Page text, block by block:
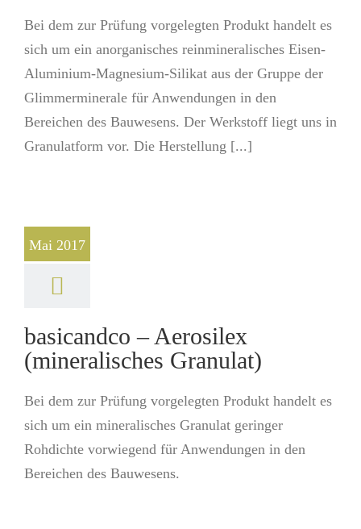
Bei dem zur Prüfung vorgelegten Produkt handelt es
sich um ein anorganisches reinmineralisches Eisen-
Aluminium-Magnesium-Silikat aus der Gruppe der
Glimmerminerale für Anwendungen in den
Bereichen des Bauwesens. Der Werkstoff liegt uns in
Granulatform vor. Die Herstellung [...]
Mai 2017
basicandco – Aerosilex
(mineralisches Granulat)
Bei dem zur Prüfung vorgelegten Produkt handelt es
sich um ein mineralisches Granulat geringer
Rohdichte vorwiegend für Anwendungen in den
Bereichen des Bauwesens.